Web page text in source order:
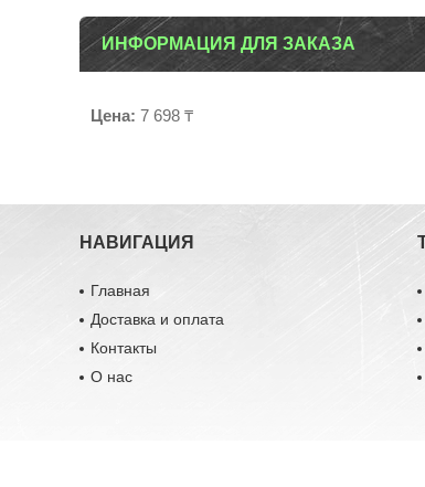
ИНФОРМАЦИЯ ДЛЯ ЗАКАЗА
Цена: 7 698 ₸
НАВИГАЦИЯ
Главная
Доставка и оплата
Контакты
О нас